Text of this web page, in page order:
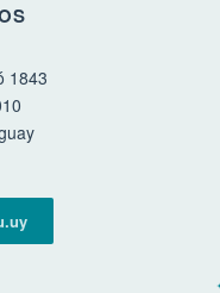
1843